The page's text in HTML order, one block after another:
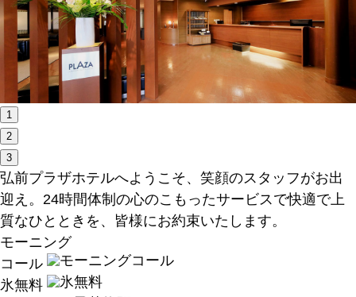
1
2
3
弘前プラザホテルへようこそ、笑顔のスタッフがお出
迎え。 24時間体制の心のこもったサービスで快適で上
質なひとときを、皆様にお約束いたします。
モーニング
コール
氷無料